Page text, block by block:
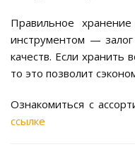
Правильное
инструментом —
качеств. Если
то это позволит
Ознакомиться с
ссылке